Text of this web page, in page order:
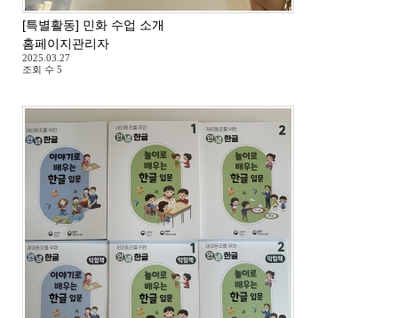
[특별활동] 민화 수업 소개
홈페이지관리자
2025.03.27
조회 수 5